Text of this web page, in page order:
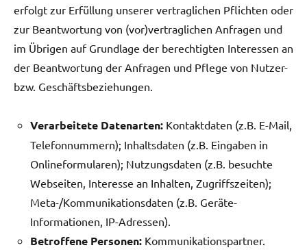
erfolgt zur Erfüllung unserer vertraglichen Pflichten oder
zur Beantwortung von (vor)vertraglichen Anfragen und
im Übrigen auf Grundlage der berechtigten Interessen an
der Beantwortung der Anfragen und Pflege von Nutzer-
bzw. Geschäftsbeziehungen.
Verarbeitete Datenarten: Kontaktdaten (z.B. E-Mail,
Telefonnummern); Inhaltsdaten (z.B. Eingaben in
Onlineformularen); Nutzungsdaten (z.B. besuchte
Webseiten, Interesse an Inhalten, Zugriffszeiten);
Meta-/Kommunikationsdaten (z.B. Geräte-
Informationen, IP-Adressen).
Betroffene Personen: Kommunikationspartner.